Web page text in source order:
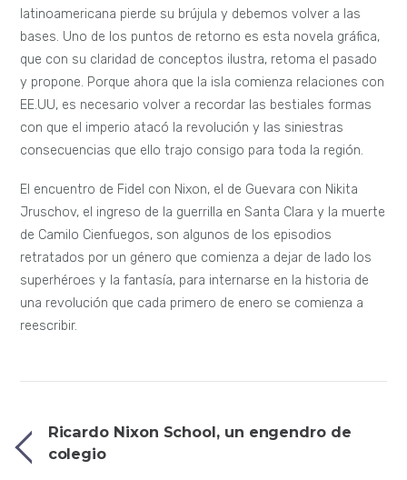
latinoamericana pierde su brújula y debemos volver a las
bases. Uno de los puntos de retorno es esta novela gráfica,
que con su claridad de conceptos ilustra, retoma el pasado
y propone. Porque ahora que la isla comienza relaciones con
EE.UU, es necesario volver a recordar las bestiales formas
con que el imperio atacó la revolución y las siniestras
consecuencias que ello trajo consigo para toda la región.
El encuentro de Fidel con Nixon, el de Guevara con Nikita
Jruschov, el ingreso de la guerrilla en Santa Clara y la muerte
de Camilo Cienfuegos, son algunos de los episodios
retratados por un género que comienza a dejar de lado los
superhéroes y la fantasía, para internarse en la historia de
una revolución que cada primero de enero se comienza a
reescribir.
Ricardo Nixon School, un engendro de
colegio